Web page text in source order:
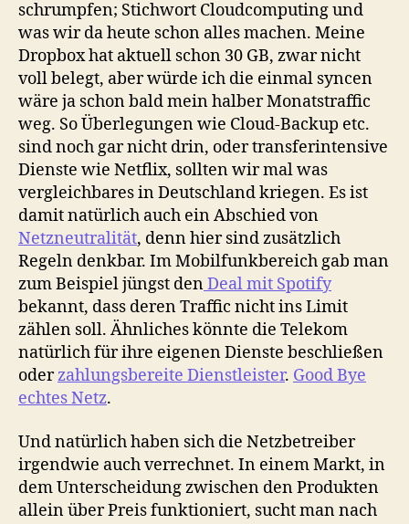
schrumpfen; Stichwort Cloudcomputing und
was wir da heute schon alles machen. Meine
Dropbox hat aktuell schon 30 GB, zwar nicht
voll belegt, aber würde ich die einmal syncen
wäre ja schon bald mein halber Monatstraffic
weg. So Überlegungen wie Cloud-Backup etc.
sind noch gar nicht drin, oder transferintensive
Dienste wie Netflix, sollten wir mal was
vergleichbares in Deutschland kriegen. Es ist
damit natürlich auch ein Abschied von
Netzneutralität, denn hier sind zusätzlich
Regeln denkbar. Im Mobilfunkbereich gab man
zum Beispiel jüngst denDeal mit Spotify
bekannt, dass deren Traffic nicht ins Limit
zählen soll. Ähnliches könnte die Telekom
natürlich für ihre eigenen Dienste beschließen
oderzahlungsbereite Dienstleister. Good Bye
echtes Netz.
Und natürlich haben sich die Netzbetreiber
irgendwie auch verrechnet. In einem Markt, in
dem Unterscheidung zwischen den Produkten
allein über Preis funktioniert, sucht man nach